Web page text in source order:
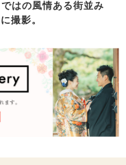
はの風情ある街並み
撮影。